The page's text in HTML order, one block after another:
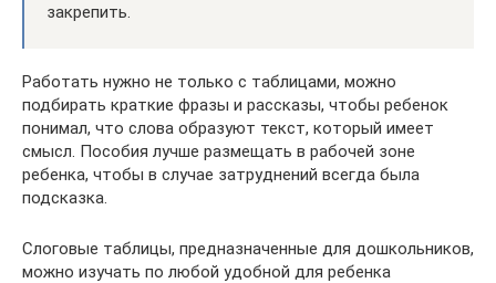
закрепить.
Работать нужно не только с таблицами, можно
подбирать краткие фразы и рассказы, чтобы ребенок
понимал, что слова образуют текст, который имеет
смысл. Пособия лучше размещать в рабочей зоне
ребенка, чтобы в случае затруднений всегда была
подсказка.
Слоговые таблицы, предназначенные для дошкольников,
можно изучать по любой удобной для ребенка